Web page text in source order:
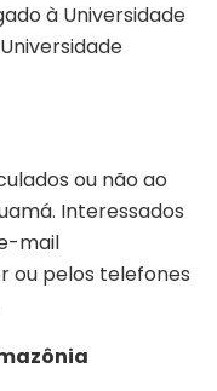
à Universidade
ou não ao
Interessados
mail
ou pelos telefones